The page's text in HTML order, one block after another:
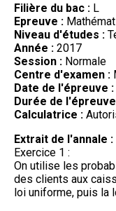
Filière du bac : L
Epreuve :
Niveau d'études :
Année : 2017
Session : Normale
Centre d'examen :
Date de l'épreuve :
Durée de
Calculatrice :
Extrait de l'annale :
Exercice 1 :
On utilise les
des clients aux
loi uniforme, puis la